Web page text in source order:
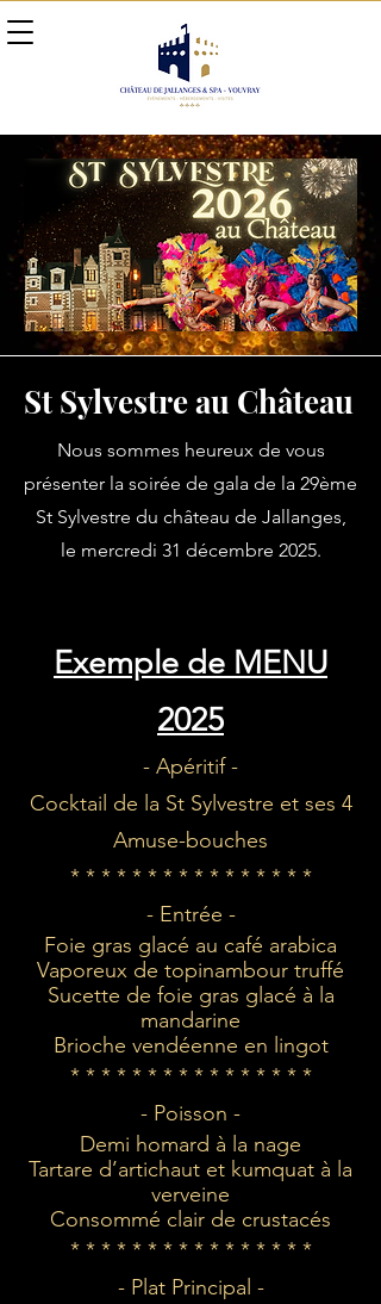
St Sylvestre au Château
Nous sommes heureux de vous
présenter la soirée de gala de la 29ème
St Sylvestre du château de Jallanges,
le mercredi 31 décembre 2025.
Exemple de MENU
2025
- Apéritif -
Cocktail de la St Sylvestre et ses 4
Amuse-bouches
* * * * * * * * * * * * * * * *
- Entrée -
Foie gras glacé au café arabica
Vaporeux de topinambour truffé
Sucette de foie gras glacé à la
mandarine
Brioche vendéenne en lingot
* * * * * * * * * * * * * * * *
- Poisson -
Demi homard à la nage
Tartare d’artichaut et kumquat à la
verveine
Consommé clair de crustacés
* * * * * * * * * * * * * * * *
- Plat Principal -